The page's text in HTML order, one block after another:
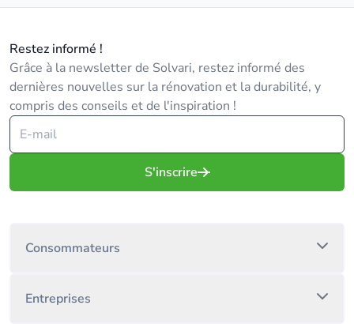
Restez informé !
Grâce à la newsletter de Solvari, restez informé des
dernières nouvelles sur la rénovation et la durabilité, y
compris des conseils et de l'inspiration !
S'inscrire
Consommateurs
Entreprises